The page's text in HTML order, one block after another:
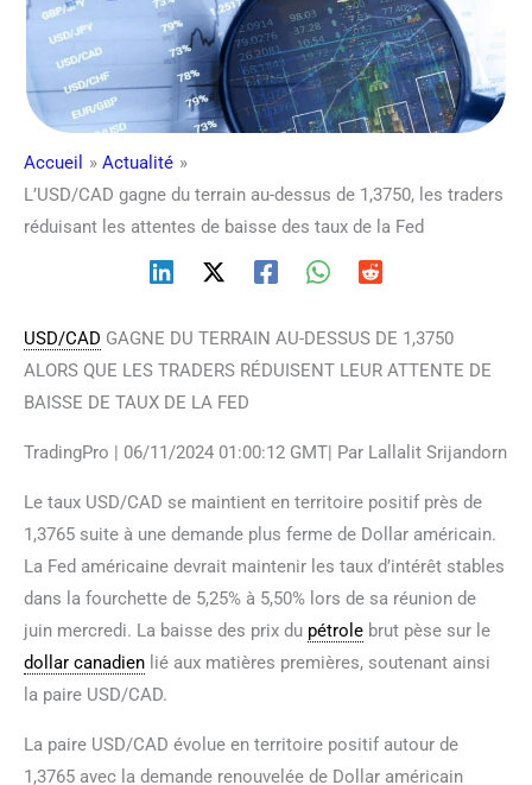
Accueil
Actualité
L’USD/CAD gagne du terrain au-dessus de 1,3750, les traders
réduisant les attentes de baisse des taux de la Fed
USD/CAD GAGNE DU TERRAIN AU-DESSUS DE 1,3750
ALORS QUE LES TRADERS RÉDUISENT LEUR ATTENTE DE
BAISSE DE TAUX DE LA FED
TradingPro | 06/11/2024 01:00:12 GMT| Par Lallalit Srijandorn
Le taux USD/CAD se maintient en territoire positif près de
1,3765 suite à une demande plus ferme de Dollar américain.
La Fed américaine devrait maintenir les taux d’intérêt stables
dans la fourchette de 5,25% à 5,50% lors de sa réunion de
juin mercredi. La baisse des prix du pétrole brut pèse sur le
dollar canadien lié aux matières premières, soutenant ainsi
la paire USD/CAD.
La paire USD/CAD évolue en territoire positif autour de
1,3765 avec la demande renouvelée de Dollar américain